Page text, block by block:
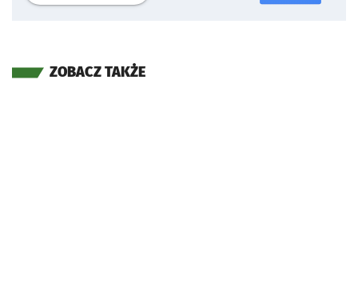
ZOBACZ TAKŻE